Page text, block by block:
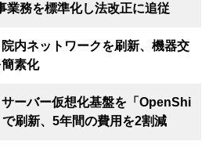
業務を標準化し法改正に追従
内ネットワークを刷新、機器交
素化
ーバー仮想化基盤を「OpenShi
刷新、5年間の費用を2割減